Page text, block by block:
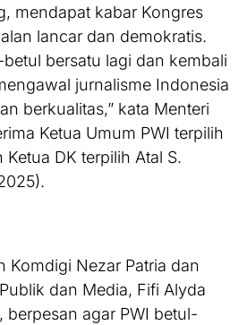
mendapat kabar Kongres
lancar dan demokratis.
bersatu lagi dan kembali
jurnalisme Indonesia
berkualitas,” kata Menteri
Ketua Umum PWI terpilih
DK terpilih Atal S.
Komdigi Nezar Patria dan
dan Media, Fifi Alyda
berpesan agar PWI betul-